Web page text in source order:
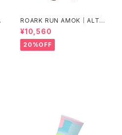
ROARK RUN AMOK｜ALTA
5" Col.BLACK FJORD
¥10,560
20%OFF